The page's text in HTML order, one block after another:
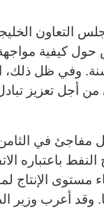
التعاون
حول كيفية
وفي ظل ذلك،
أجل تعزيز
مفاجئ في
يوميا. وقد أعرب